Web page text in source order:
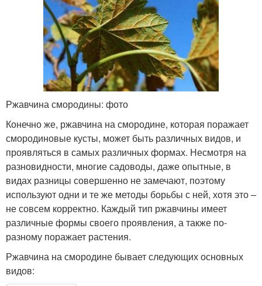
Ржавчина смородины: фото
Конечно же, ржавчина на смородине, которая поражает
смородиновые кусты, может быть различных видов, и
проявляться в самых различных формах. Несмотря на
разновидности, многие садоводы, даже опытные, в
видах разницы совершенно не замечают, поэтому
используют одни и те же методы борьбы с ней, хотя это –
не совсем корректно. Каждый тип ржавчины имеет
различные формы своего проявления, а также по-
разному поражает растения.
Ржавчина на смородине бывает следующих основных
видов: